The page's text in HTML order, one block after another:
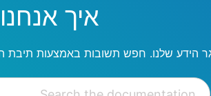
איך
הידע שלנו. חפש תשובות באמצעות תיבת